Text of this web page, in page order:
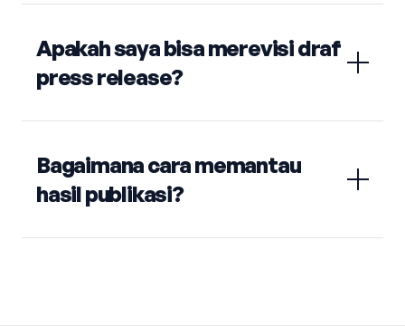
Apakah saya bisa merevisi draf
press release?
Bagaimana cara memantau
hasil publikasi?